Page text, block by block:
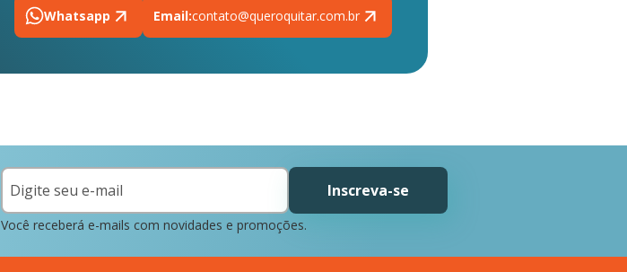
Whatsapp Email:contato@queroquitar.com.br
Inscreva-se
Você receberá e-mails com novidades e promoções.